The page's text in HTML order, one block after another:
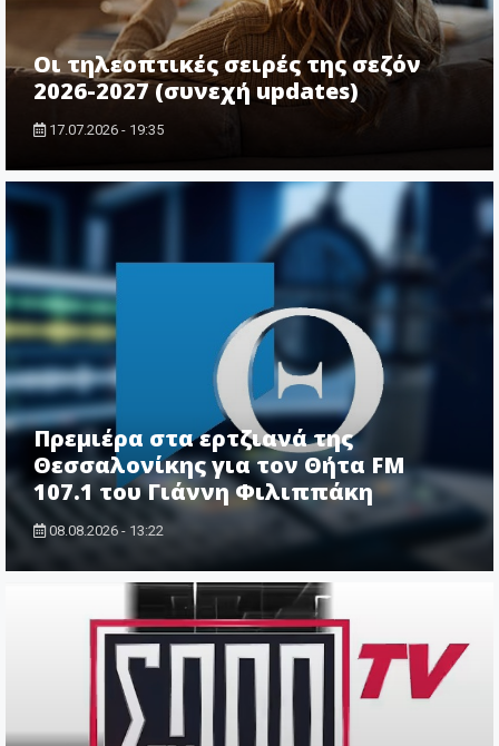
Οι τηλεοπτικές σειρές της σεζόν
2026-2027 (συνεχή updates)
17.07.2026 - 19:35
Πρεμιέρα στα ερτζιανά της
Θεσσαλονίκης για τον Θήτα FM
107.1 του Γιάννη Φιλιππάκη
08.08.2026 - 13:22